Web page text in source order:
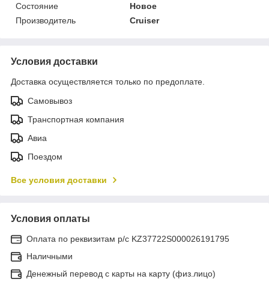
Состояние
Новое
Производитель
Cruiser
Условия доставки
Доставка осуществляется только по предоплате.
Самовывоз
Транспортная компания
Авиа
Поездом
Все условия доставки
Условия оплаты
Оплата по реквизитам р/с KZ37722S000026191795
Наличными
Денежный перевод с карты на карту (физ.лицо)